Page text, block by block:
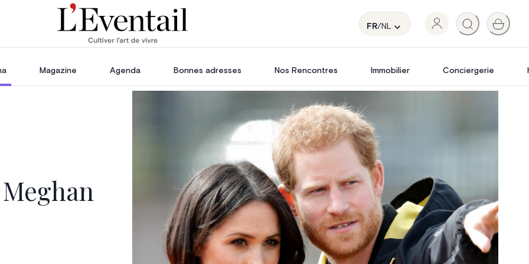
FR/NL
Magazine Agenda Bonnes adresses Nos Rencontres Immobilier Conciergerie